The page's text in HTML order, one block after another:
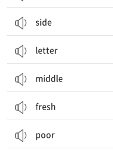
side
letter
middle
fresh
poor